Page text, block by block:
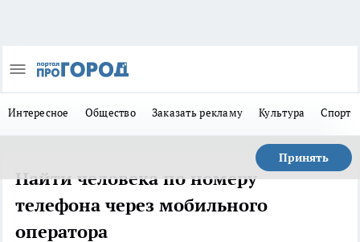
Интересное Общество Заказать рекламу Культура Спорт
Принять
Найти человека по номеру
телефона через мобильного
оператора